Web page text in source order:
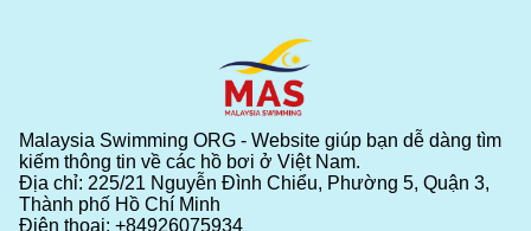
Malaysia Swimming ORG - Website giúp bạn dễ dàng tìm
kiếm thông tin về các hồ bơi ở Việt Nam.
Địa chỉ: 225/21 Nguyễn Đình Chiểu, Phường 5, Quận 3,
Thành phố Hồ Chí Minh
Điện thoại: +84926075934